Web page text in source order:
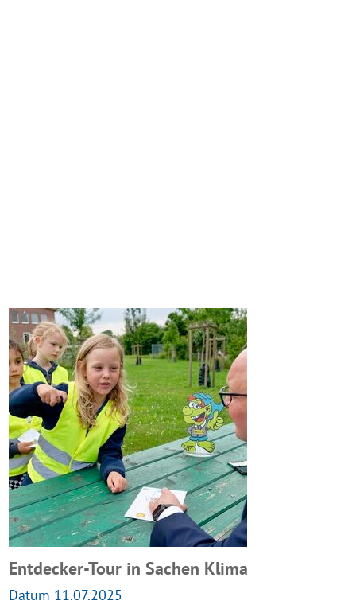
Entdecker-Tour in Sachen Klima
Datum 11.07.2025